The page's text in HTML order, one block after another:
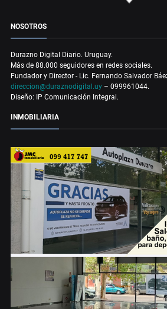
NOSOTROS
Durazno Digital Diario. Uruguay.
Más de 88.000 seguidores en redes sociales.
Fundador y Director - Lic. Fernando Salvador
direccion@duraznodigital.uy – 099961044.
Diseño: IP Comunicación Integral.
INMOBILIARIA